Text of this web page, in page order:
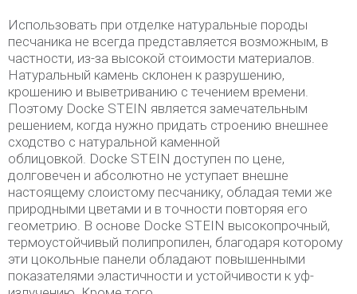
Использовать при отделке натуральные породы
песчаника не всегда представляется возможным, в
частности, из-за высокой стоимости материалов.
Натуральный камень склонен к разрушению,
крошению и выветриванию с течением времени.
Поэтому Docke STEIN является замечательным
решением, когда нужно придать строению внешнее
сходство с натуральной каменной
облицовкой. Docke STEIN доступен по цене,
долговечен и абсолютно не уступает внешне
настоящему слоистому песчанику, обладая теми же
природными цветами и в точности повторяя его
геометрию. В основе Docke STEIN высокопрочный,
термоустойчивый полипропилен, благодаря которому
эти цокольные панели обладают повышенными
показателями эластичности и устойчивости к уф-